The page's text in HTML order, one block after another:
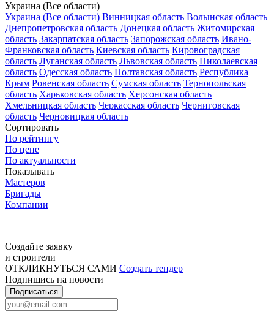
Украина (Все области)
Украина (Все области) Винницкая область Волынская область
Днепропетровская область Донецкая область Житомирская
область Закарпатская область Запорожская область Ивано-
Франковская область Киевская область Кировоградская
область Луганская область Львовская область Николаевская
область Одесская область Полтавская область Республика
Крым Ровенская область Сумская область Тернопольская
область Харьковская область Херсонская область
Хмельницкая область Черкасская область Черниговская
область Черновицкая область
Сортировать
По рейтингу
По цене
По актуальности
Показывать
Мастеров
Бригады
Компании
Создайте заявку
и строители
ОТКЛИКНУТЬСЯ САМИ Создать тендер
Подпишись на новости
Подписаться